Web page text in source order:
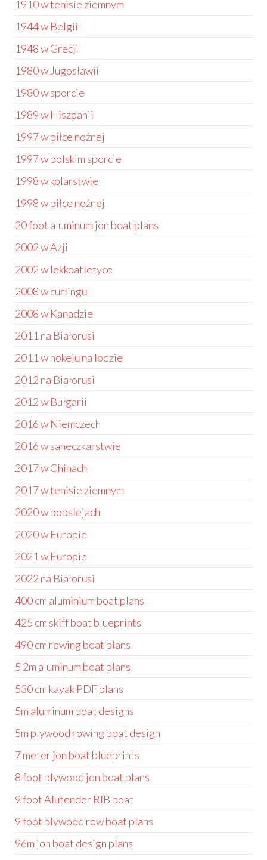
1910 w tenisie ziemnym
1944 w Belgii
1948 w Grecji
1980 w Jugosławii
1980 w sporcie
1989 w Hiszpanii
1997 w piłce nożnej
1997 w polskim sporcie
1998 w kolarstwie
1998 w piłce nożnej
20 foot aluminum jon boat plans
2002 w Azji
2002 w lekkoatletyce
2008 w curlingu
2008 w Kanadzie
2011 na Białorusi
2011 w hokeju na lodzie
2012 na Białorusi
2012 w Bułgarii
2016 w Niemczech
2016 w saneczkarstwie
2017 w Chinach
2017 w tenisie ziemnym
2020 w bobslejach
2020 w Europie
2021 w Europie
2022 na Białorusi
400 cm aluminium boat plans
425 cm skiff boat blueprints
490 cm rowing boat plans
5 2m aluminum boat plans
530 cm kayak PDF plans
5m aluminum boat designs
5m plywood rowing boat design
7 meter jon boat blueprints
8 foot plywood jon boat plans
9 foot Alutender RIB boat
9 foot plywood row boat plans
96m jon boat design plans